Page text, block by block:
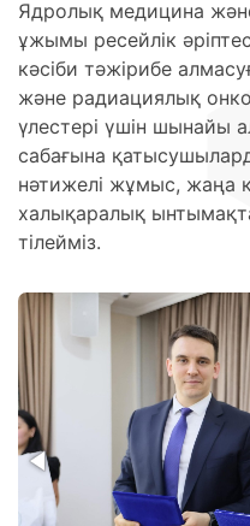
Ядролық медицина
ұжымы ресейлік
кәсіби тәжірибе
және радиациялық
үлестері үшін шынайы
сабағына
нәтижелі жұмыс, жаңа
халықаралық
тілейміз.